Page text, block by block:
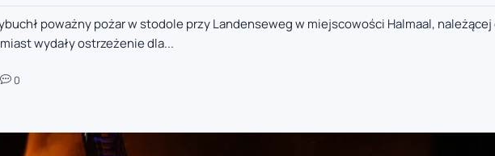
poważny pożar w stodole przy Landenseweg w miejscowości Halmaal,
wydały ostrzeżenie dla...
0